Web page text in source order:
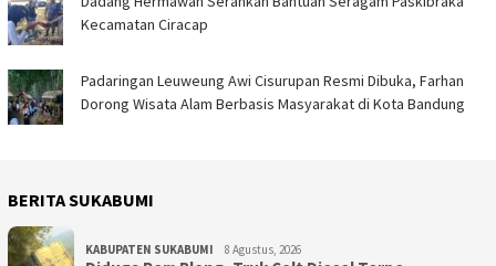
Kecamatan Ciracap
Padaringan Leuweung Awi Cisurupan Resmi Dibuka, Farhan
Dorong Wisata Alam Berbasis Masyarakat di Kota Bandung
BERITA SUKABUMI
KABUPATEN SUKABUMI 8 Agustus, 2026